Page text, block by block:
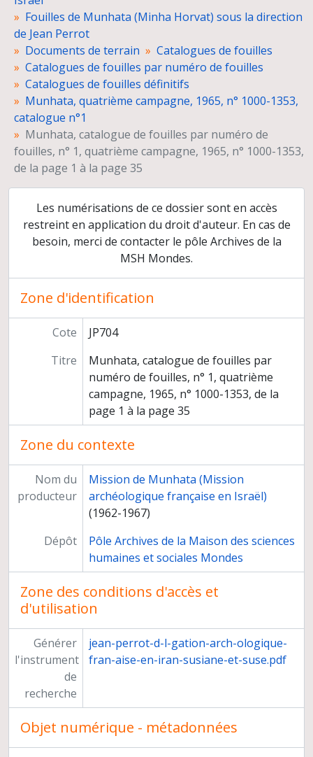
Catalogues de fouilles par locus
Catalogues et listes du matériel archéologique
Relevés de terrain
Dessins d'objets
Fiches d'objets
Tirages photographiques
Diapositives
Films
Rapports de fouilles
Organisation et gestion de la mission
Dossiers d'étude
Préparation de publications
Délégation archéologique française en Iran
Direction de la revue Paléorient
Congrès et conférences
Publications
Médiation scientifique
Relations scientifiques
Participation à des instances
Titre et travaux
Fouilles de Munhata (Minha Horvat) sous la direction
de Jean Perrot
Documents de terrain
Catalogues de fouilles
Catalogues de fouilles par numéro de fouilles
Catalogues de fouilles définitifs
Munhata, quatrième campagne, 1965, n° 1000-1353,
catalogue n°1
Munhata, catalogue de fouilles par numéro de
fouilles, n° 1, quatrième campagne, 1965, n° 1000-1353,
de la page 1 à la page 35
Les numérisations de ce dossier sont en accès
restreint en application du droit d'auteur. En cas de
besoin, merci de contacter le pôle Archives de la
MSH Mondes.
Zone d'identification
Cote
JP704
Titre
Munhata, catalogue de fouilles par
numéro de fouilles, n° 1, quatrième
campagne, 1965, n° 1000-1353, de la
page 1 à la page 35
Zone du contexte
Nom du
producteur
Mission de Munhata (Mission
archéologique française en Israël)
(1962-1967)
Dépôt
Pôle Archives de la Maison des sciences
humaines et sociales Mondes
Zone des conditions d'accès et
d'utilisation
Générer
l'instrument
de
recherche
jean-perrot-d-l-gation-arch-ologique-
fran-aise-en-iran-susiane-et-suse.pdf
Objet numérique - métadonnées